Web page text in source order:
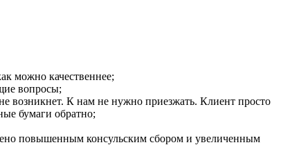
можно качественнее;
вопросы;
возникнет. К нам не нужно приезжать. Клиент просто
бумаги обратно;
повышенным консульским сбором и увеличенным